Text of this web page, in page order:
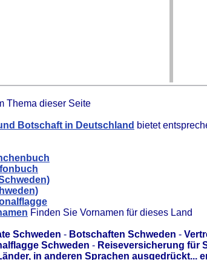
Thema dieser Seite
Botschaft in Deutschland bietet
Finden Sie Vornamen für dieses Land
Schweden - Botschaften Schweden -
Schweden - Reiseversicherung für
in anderen Sprachen ausgedrückt...